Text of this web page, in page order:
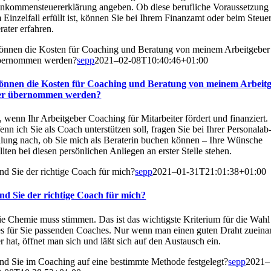
ange­ben. Ob die­se beruf­li­che Voraus­setzung
Ein­zel­fall erfüllt ist, kön­nen Sie bei Ihrem Finanz­amt oder beim
erfah­ren.
die Kos­ten für Coa­ching und Bera­tung von mei­nem Arbeit­ge­ber
wer­den?sepp2021–02-08T10:40:46+01:00
die Kos­ten für Coa­ching und Bera­tung von mei­nem
über­nom­men wer­den?
wenn Ihr Arbeit­ge­ber Coa­ching für Mit­ar­bei­ter för­dert und finan­ziert.
ich Sie als Coach unter­stüt­zen soll, fra­gen Sie bei Ihrer
nach, ob Sie mich als Bera­te­rin buchen kön­nen – Ihre Wün­sche
bei die­sen per­sön­li­chen Anlie­gen an ers­ter Stel­le ste­hen.
Sie der rich­ti­ge Coach für mich?sepp2021–01-31T21:01:38+01:00
Sie der rich­ti­ge Coach für mich?
Che­mie muss stim­men. Das ist das wich­tigs­te Kri­te­ri­um für die Wahl
für Sie pas­sen­den Coa­ches. Nur wenn man einen guten Draht
hat, öff­net man sich und läßt sich auf den Aus­tausch ein.
Sie im Coa­ching auf eine bestimm­te Metho­de fest­ge­legt?sepp2021–